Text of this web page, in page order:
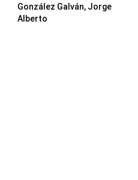
González Galván, Jorge
Alberto